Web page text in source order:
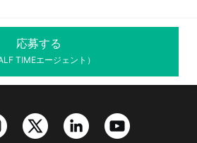
応募する
TIMEエージェント）